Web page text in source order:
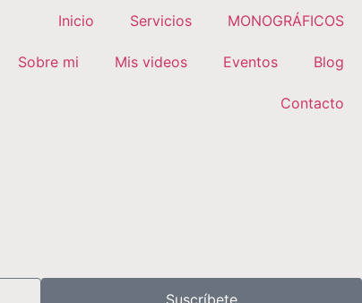
Inicio Servicios MONOGRÁFICOS
Sobre mi Mis videos Eventos Blog
Contacto
Suscríbete